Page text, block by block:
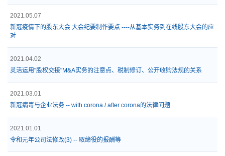
2021.05.07
新冠疫情下的股东大会 大会纪要制作要点 ----从基本实务到在线股东大会的应
对
2021.04.02
灵活运用"股权交接"M&A实务的注意点、税制修订、公开收购法规的关系
2021.03.01
新冠病毒与企业法务 -- with corona / after corona的法律问题
2021.01.01
令和元年公司法修改(3) -- 取缔役的报酬等